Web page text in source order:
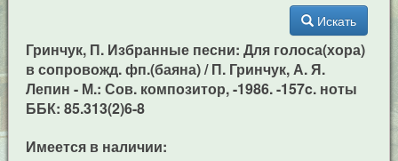
Искать
Гринчук, П. Избранные песни: Для голоса(хора)
в сопровожд. фп.(баяна) / П. Гринчук, А. Я.
Лепин - М.: Сов. композитор, -1986. -157c. ноты
ББК: 85.313(2)6-8
Имеется в наличии: